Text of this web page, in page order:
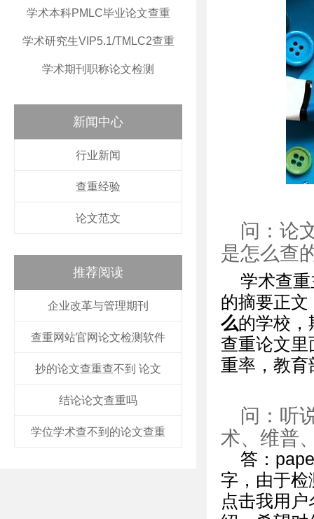
学术本科PMLC毕业论文查重
学术研究生VIP5.1/TMLC2查重
学术期刊职称论文检测
新闻中心
行业新闻
查重经验
论文范文
推荐阅读
企业改革与管理期刊
查重网站官网论文检测软件
抄的论文查重查不到 论文
结论论文查重吗
学位学术查不到的论文查重
问：论
是怎么查
学术查
的摘要正
么的学校，
查重论文里
重率，教育
问：听
术、维普
答：
字，由于检
点击我用